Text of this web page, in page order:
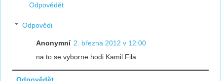
Odpovědět
Odpovědi
Anonymní 2. března 2012 v 12:00
na to se vyborne hodi Kamil Fila
Odpovědět